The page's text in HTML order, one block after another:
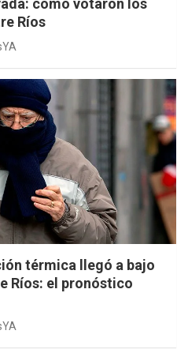
cómo votaron los
Ríos
térmica llegó a bajo
Ríos: el pronóstico